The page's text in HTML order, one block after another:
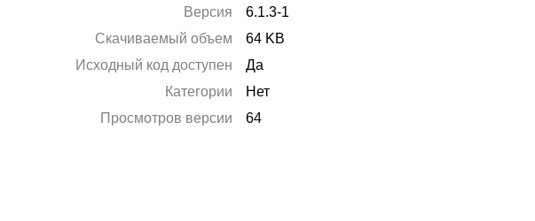
Версия
6.1.3-1
Скачиваемый объем
64 KB
Исходный код доступен
Да
Категории
Нет
Просмотров версии
64